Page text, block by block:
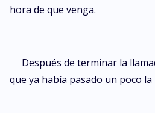
hora de que venga.
Después de terminar la
que ya había pasado un poco la